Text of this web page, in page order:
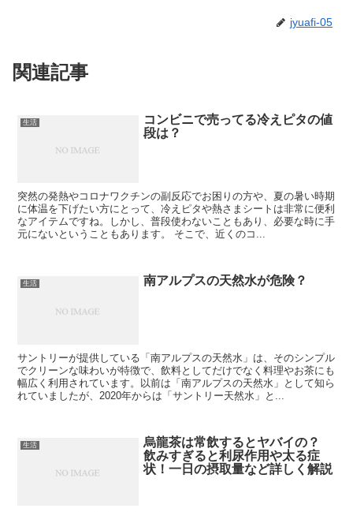
jyuafi-05
関連記事
生活
コンビニで売ってる冷えピタの値
段は？
突然の発熱やコロナワクチンの副反応でお困りの方や、夏の暑い時期
に体温を下げたい方にとって、冷えピタや熱さまシートは非常に便利
なアイテムですね。しかし、普段使わないこともあり、必要な時に手
元にないということもあります。 そこで、近くのコ...
生活 南アルプスの天然水が危険？
サントリーが提供している「南アルプスの天然水」は、そのシンプル
でクリーンな味わいが特徴で、飲料としてだけでなく料理やお茶にも
幅広く利用されています。以前は「南アルプスの天然水」として知ら
れていましたが、2020年からは「サントリー天然水」と...
生活
烏龍茶は常飲するとヤバイの？
飲みすぎると利尿作用や太る症
状！一日の摂取量など詳しく解説